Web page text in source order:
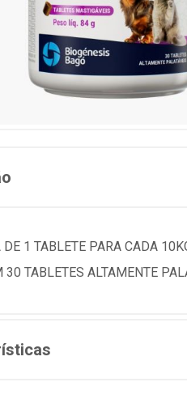
1 TABLETE PARA CADA
30 TABLETES ALTAMENTE